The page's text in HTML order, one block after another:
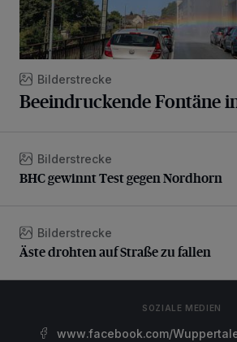
Bilderstrecke
Beeindruckende Fontäne
BHC gewinnt Test gegen Nordhorn
Bilderstrecke
BHC gewinnt Test gegen Nordhorn
Äste drohten auf Straße zu fallen
Bilderstrecke
Äste drohten auf Straße zu fallen
SOZIALE MEDIEN
www.facebook.com/